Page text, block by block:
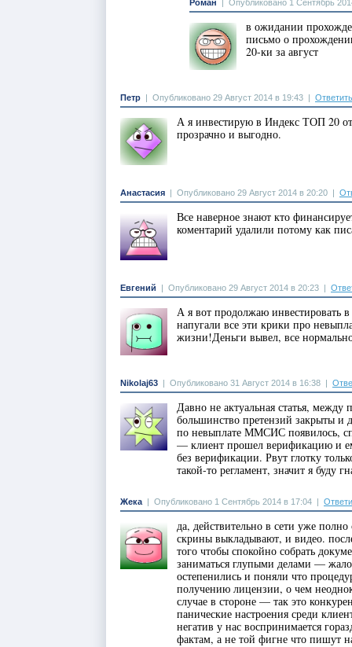
Роман Опубликовано 1 Сентябрь
в ожидании
письмо о
20-ки за август
Петр | Опубликовано 29 Август 2014 в 19:43 | Ответить
А я инвестирую в Индекс ТОП 20
прозрачно и выгодно.
Анастасия | Опубликовано 29 Август 2014 в 20:20 |
Все наверное знают кто
коментарий удалили потому как
Евгений | Опубликовано 29 Август 2014 в 20:23 |
А я вот продолжаю инвестировать
напугали все эти крики про
жизни!Деньги вывел, все
Nikolaj63 | Опубликовано 31 Август 2014 в 16:38 |
Давно не актуальная статья,
большинство претензий закрыты
по невыплате ММСИС появилось,
— клиент прошел верификацию и
без верификации. Рвут глотку
такой-то регламент, значит я буду
Жека | Опубликовано 1 Сентябрь 2014 в 17:04 |
да, действительно в сети уже
скрины выкладывают, и видео.
того чтобы спокойно собрать
заниматься глупыми делами —
остепенились и поняли что
получению лицензии, о чем
случае в стороне — так это
панические настроения среди
негатив у нас воспринимается
фактам, а не той фигне что пишут